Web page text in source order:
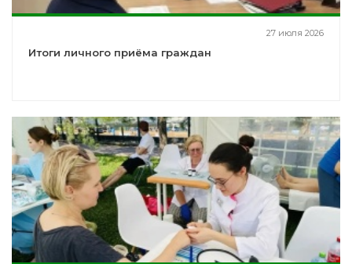
27 июля 2026
Итоги личного приёма граждан